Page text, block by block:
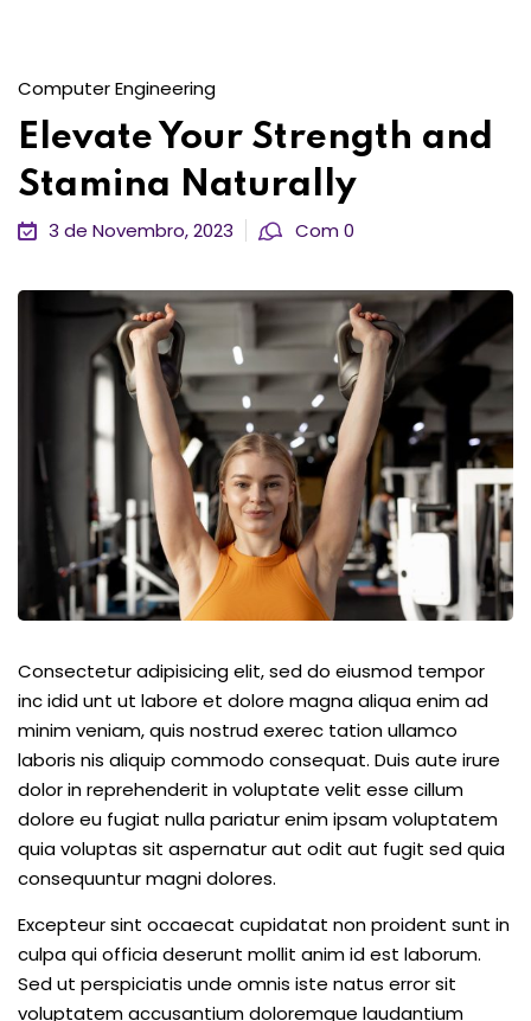
Computer Engineering
Elevate Your Strength and
Stamina Naturally
3 de Novembro, 2023 Com 0
Consectetur adipisicing elit, sed do eiusmod tempor
inc idid unt ut labore et dolore magna aliqua enim ad
minim veniam, quis nostrud exerec tation ullamco
laboris nis aliquip commodo consequat. Duis aute irure
dolor in reprehenderit in voluptate velit esse cillum
dolore eu fugiat nulla pariatur enim ipsam voluptatem
quia voluptas sit aspernatur aut odit aut fugit sed quia
consequuntur magni dolores.
Excepteur sint occaecat cupidatat non proident sunt in
culpa qui officia deserunt mollit anim id est laborum.
Sed ut perspiciatis unde omnis iste natus error sit
voluptatem accusantium doloremque laudantium